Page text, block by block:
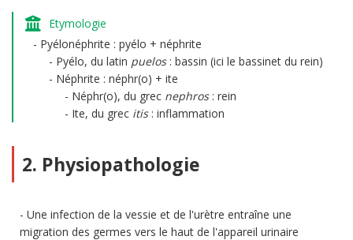
Etymologie
Pyélonéphrite : pyélo + néphrite
Pyélo, du latin puelos: bassin (ici le bassinet du rein)
Néphrite : néphr(o) + ite
Néphr(o), du grec nephros: rein
Ite, du grec itis: inflammation
2. Physiopathologie
Une infection de la vessie et de l'urètre entraîne une
migration des germes vers le haut de l'appareil urinaire